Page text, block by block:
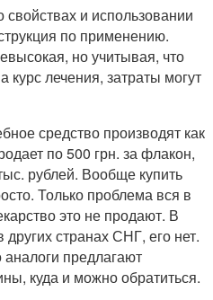
и использовании
по применению.
но учитывая, что
курс лечения, затраты могут
средство производят как
по 500 грн. за флакон,
рублей. Вообще купить
Только проблема вся в
это не продают. В
странах СНГ, его нет.
предлагают
куда и можно обратиться.